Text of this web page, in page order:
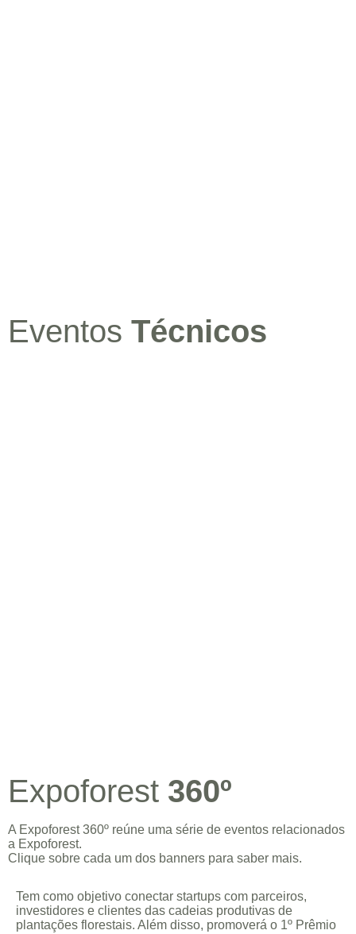
Eventos Técnicos
Expoforest 360º
A Expoforest 360º reúne uma série de eventos relacionados
a Expoforest.
Clique sobre cada um dos banners para saber mais.
Tem como objetivo conectar startups com parceiros,
investidores e clientes das cadeias produtivas de
plantações florestais. Além disso, promoverá o 1º Prêmio